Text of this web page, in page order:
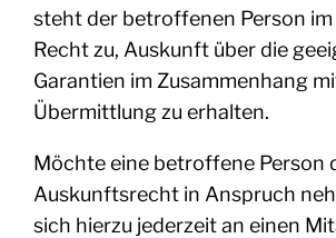
steht der betroffenen Person
Recht zu, Auskunft über die
Garantien im Zusammenhang
Übermittlung zu erhalten.
Möchte eine betroffene Person
Auskunftsrecht in Anspruch
sich hierzu jederzeit an einen